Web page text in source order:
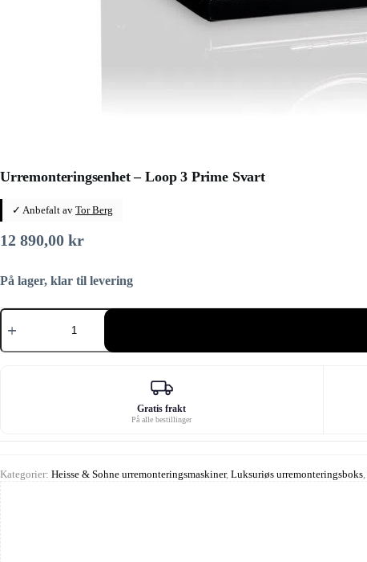
Urremonteringsenhet – Loop 3 Prime Svart
✓ Anbefalt av Tor Berg
12 890,00 kr
På lager, klar til levering
Urremonteringsenhet
3
Gratis frakt
På alle bestillinger
Kategorier: Heisse & Sohne urremonteringsmaskiner, Luksuriøs urremonteringsboks